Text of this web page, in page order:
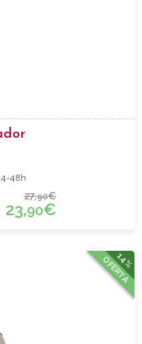
48h
27,90€
23,90€
14%
OFERTA